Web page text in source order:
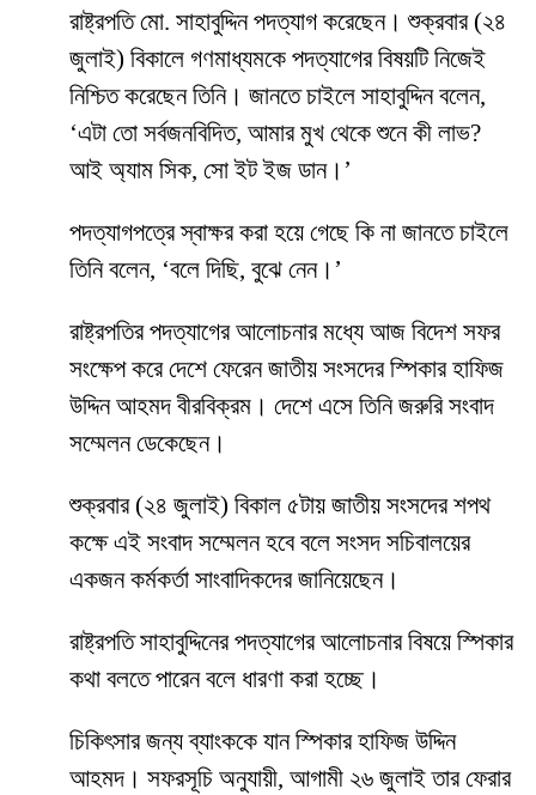
রাষ্ট্রপতি মো. সাহাবুদ্দিন পদত্যাগ করেছেন। শুক্রবার (২৪
জুলাই) বিকালে গণমাধ্যমকে পদত্যাগের বিষয়টি নিজেই
নিশ্চিত করেছেন তিনি। জানতে চাইলে সাহাবুদ্দিন বলেন,
‘এটা তো সর্বজনবিদিত, আমার মুখ থেকে শুনে কী লাভ?
আই অ্যাম সিক, সো ইট ইজ ডান।’
পদত্যাগপত্রে স্বাক্ষর করা হয়ে গেছে কি না জানতে চাইলে
তিনি বলেন, ‘বলে দিছি, বুঝে নেন।’
রাষ্ট্রপতির পদত্যাগের আলোচনার মধ্যে আজ বিদেশ সফর
সংক্ষেপ করে দেশে ফেরেন জাতীয় সংসদের স্পিকার হাফিজ
উদ্দিন আহমদ বীরবিক্রম। দেশে এসে তিনি জরুরি সংবাদ
সম্মেলন ডেকেছেন।
শুক্রবার (২৪ জুলাই) বিকাল ৫টায় জাতীয় সংসদের শপথ
কক্ষে এই সংবাদ সম্মেলন হবে বলে সংসদ সচিবালয়ের
একজন কর্মকর্তা সাংবাদিকদের জানিয়েছেন।
রাষ্ট্রপতি সাহাবুদ্দিনের পদত্যাগের আলোচনার বিষয়ে স্পিকার
কথা বলতে পারেন বলে ধারণা করা হচ্ছে।
চিকিৎসার জন্য ব্যাংককে যান স্পিকার হাফিজ উদ্দিন
আহমদ। সফরসূচি অনুযায়ী, আগামী ২৬ জুলাই তার ফেরার